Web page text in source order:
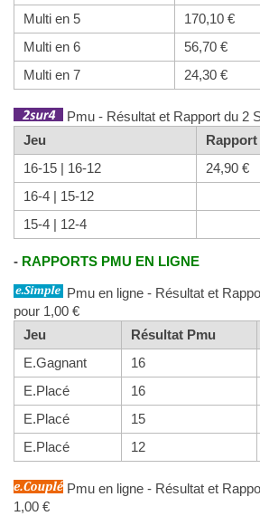
Multi en 5
170,10 €
Multi en 6
56,70 €
Multi en 7
24,30 €
Pmu - Résultat et Rapport du 2
Jeu
Rapport
16-15 | 16-12
24,90 €
16-4 | 15-12
15-4 | 12-4
- RAPPORTS PMU EN LIGNE
Pmu en ligne - Résultat et
pour 1,00 €
Jeu
Résultat Pmu
E.Gagnant
16
E.Placé
16
E.Placé
15
E.Placé
12
Pmu en ligne - Résultat et
1,00 €